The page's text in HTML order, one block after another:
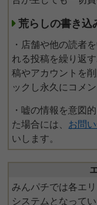
荒らしの書き込
・店舗や他の読者
れる投稿を繰り返
稿やアカウントを
ックし永久にコメ
・嘘の情報を意図
た場合には、 お問
いします。
みんパチでは各エ
システムとなってい